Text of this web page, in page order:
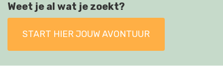
Weet je al wat je zoekt?
START HIER JOUW AVONTUUR